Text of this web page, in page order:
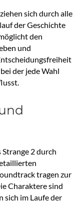
sich durch alle
der Geschichte
den
und
der jede Wahl
2 durch
tragen zur
Charaktere sind
sich im Laufe der